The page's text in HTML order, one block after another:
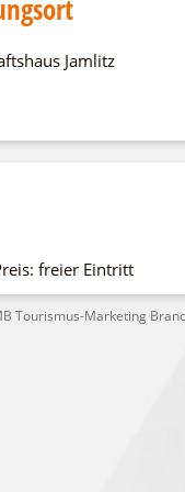
Jamlitz
freier Eintritt
Tourismus-Marketing